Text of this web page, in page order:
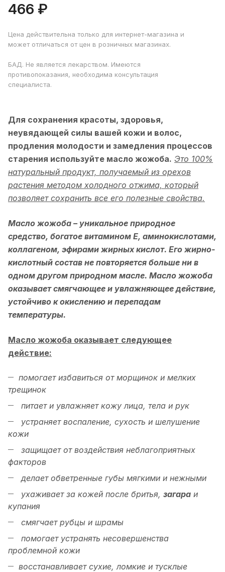
466 ₽
Цена действительна только для интернет-магазина и
может отличаться от цен в розничных магазинах.
БАД. Не является лекарством. Имеются
противопоказания, необходима консультация
специалиста.
Для сохранения красоты, здоровья,
неувядающей силы вашей кожи и волос,
продления молодости и замедления процессов
старения используйте масло жожоба. Это 100%
натуральный продукт, получаемый из орехов
растения методом холодного отжима, который
позволяет сохранить все его полезные свойства.
Масло жожоба – уникальное природное
средство, богатое витамином Е, аминокислотами,
коллагеном, эфирами жирных кислот. Его жирно-
кислотный состав не повторяется больше ни в
одном другом природном масле. Масло жожоба
оказывает смягчающее и увлажняющее действие,
устойчиво к окислению и перепадам
температуры.
Масло жожоба оказывает следующее
действие:
помогает избавиться от морщинок и мелких
трещинок
питает и увлажняет кожу лица, тела и рук
устраняет воспаление, сухость и шелушение
кожи
защищает от воздействия неблагоприятных
факторов
делает обветренные губы мягкими и нежными
ухаживает за кожей после бритья, загара и
купания
смягчает рубцы и шрамы
помогает устранять несовершенства
проблемной кожи
восстанавливает сухие, ломкие и тусклые